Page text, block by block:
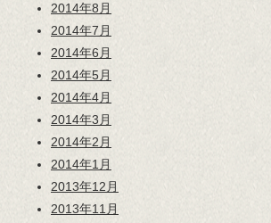
2014年8月
2014年7月
2014年6月
2014年5月
2014年4月
2014年3月
2014年2月
2014年1月
2013年12月
2013年11月